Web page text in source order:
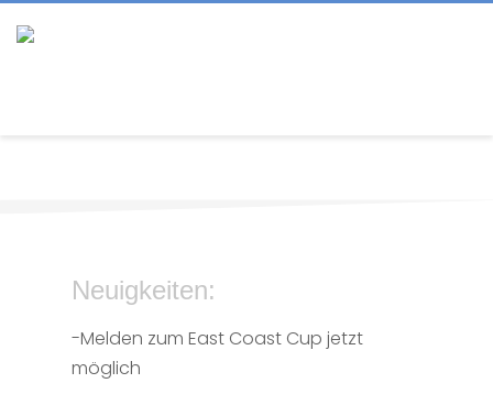
Neuigkeiten:
-Melden zum East Coast Cup jetzt
möglich